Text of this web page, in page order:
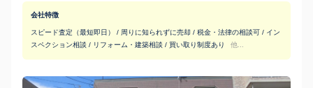
会社特徴
スピード査定（最短即日） / 周りに知られずに売却 / 税金・法律の相談可 / イン
スペクション相談 / リフォーム・建築相談 / 買い取り制度あり
他...